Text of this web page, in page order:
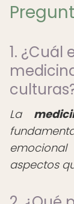
1. ¿Cuál
La
aspectos